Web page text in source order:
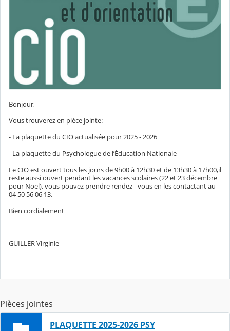
Bonjour,
Vous trouverez en pièce jointe:
- La plaquette du CIO actualisée pour 2025 - 2026
- La plaquette du Psychologue de l’Éducation Nationale
Le CIO est ouvert tous les jours de 9h00 à 12h30 et de 13h30 à 17h00,il
reste aussi ouvert pendant les vacances scolaires (22 et 23 décembre
pour Noël), vous pouvez prendre rendez - vous en les contactant au
04 50 56 06 13.
Bien cordialement
GUILLER Virginie
Pièces jointes
PLAQUETTE 2025-2026 PSY